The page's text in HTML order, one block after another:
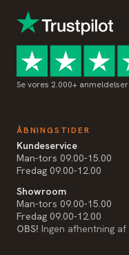
Se vores 2.000+ anmeldelser
ÅBNINGSTIDER
Kundeservice
Man-tors 09.00-15.00
Fredag 09.00-12.00
Showroom
Man-tors 09.00-15.00
Fredag 09.00-12.00
OBS! Ingen afhentning